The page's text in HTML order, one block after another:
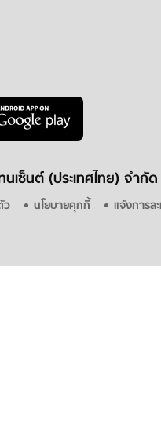
เซ็นต์ (ประเทศไทย) จำกัด
ว นโยบายคุกกี้ แจ้งการล